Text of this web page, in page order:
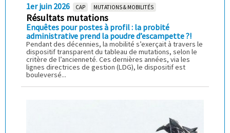
1er juin 2026 CAP MUTATIONS & MOBILITÉS
Résultats mutations
Enquêtes pour postes à profil : la probité
administrative prend la poudre d’escampette ?!
Pendant des décennies, la mobilité s’exerçait à travers le
dispositif transparent du tableau de mutations, selon le
critère de l’ancienneté. Ces dernières années, via les
lignes directrices de gestion (LDG), le dispositif est
bouleversé...